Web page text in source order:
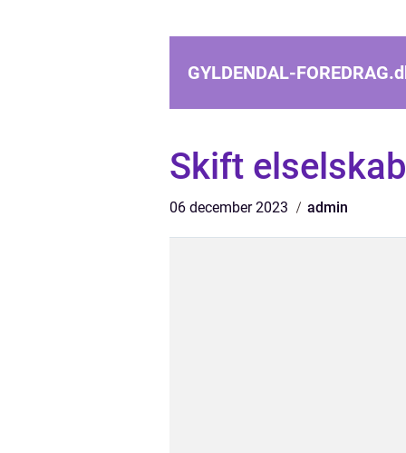
GYLDENDAL-FOREDRAG.
Skift elselskab
06 december 2023 admin